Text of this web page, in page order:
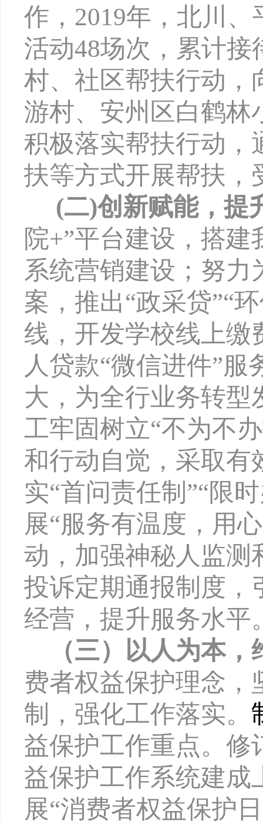
作， 2019年，北川、
活动48场次，累计接
村、社区帮扶行动，
游村、 安州区白鹤林
积极落实帮扶行动，
扶等方式开展帮扶，
(二)创新赋能，提
院+”平台建设，搭
系统营销建设；努
案，推出“政采贷”“
线， 开发学校线上缴
人贷款“微信进件”服
大，为全行业务转型
工牢固树立“不为不
和行动自觉，采取有
实“首问责任制”“限
展“服务有温度，用
动，加强神秘人监测
投诉定期通报制度，
经营，提升服务水平
（三）以人为本
费者权益保护理念，
制，强化工作落实。
益保护工作重点。修
益保护工作系统建成
展“消费者权益保护